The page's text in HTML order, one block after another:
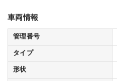
車両情報
管理番号
タイプ
形状